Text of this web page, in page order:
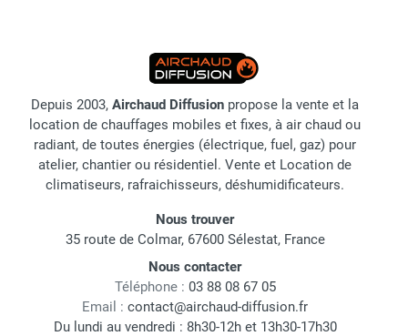
Depuis 2003, Airchaud Diffusion propose la vente et la
location de chauffages mobiles et fixes, à air chaud ou
radiant, de toutes énergies (électrique, fuel, gaz) pour
atelier, chantier ou résidentiel. Vente et Location de
climatiseurs, rafraichisseurs, déshumidificateurs.
Nous trouver
35 route de Colmar, 67600 Sélestat, France
Nous contacter
Téléphone : 03 88 08 67 05
Email : contact@airchaud-diffusion.fr
Du lundi au vendredi : 8h30-12h et 13h30-17h30